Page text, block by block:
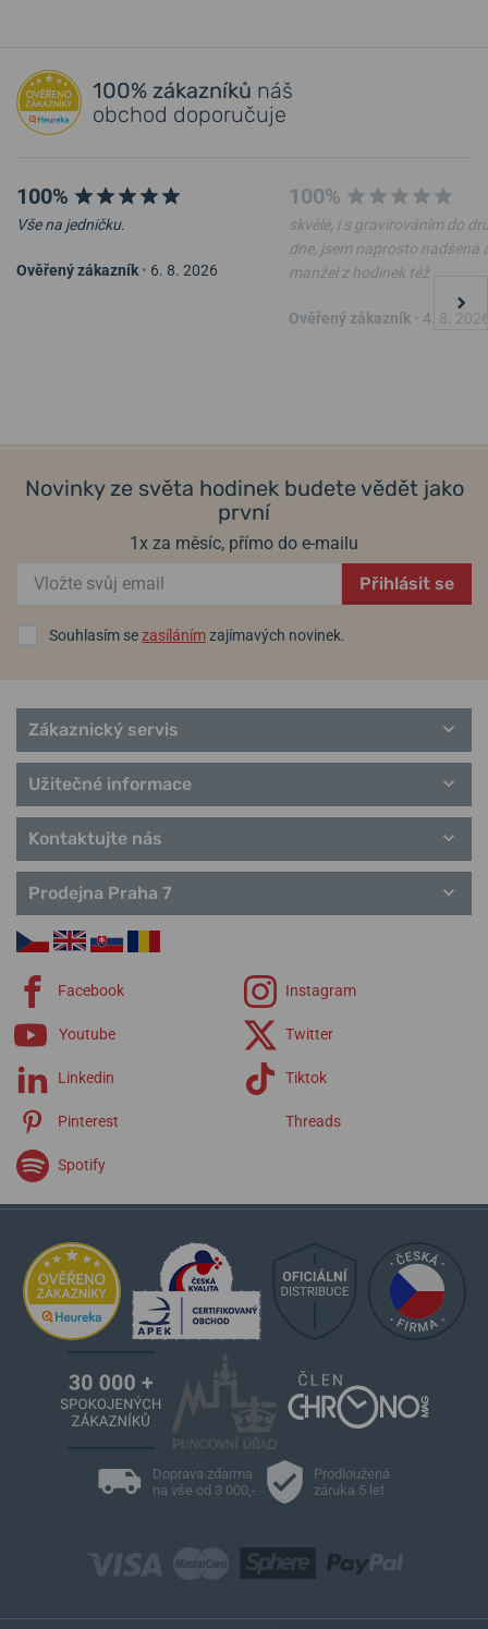
100% zákazníků náš
obchod doporučuje
100%
Vše na jedničku.
Ověřený zákazník • 6. 8. 2026
100%
skvělé, i s gravírováním do
dne, jsem naprosto nadšená
manžel z hodinek též
Ověřený zákazník 4. 8.
Novinky ze světa hodinek budete vědět jako
první
1x za měsíc, přímo do e-mailu
Přihlásit se
Souhlasím sezasílánímzajímavých novinek.
Zákaznický servis
Užitečné informace
Kontaktujte nás
Prodejna Praha 7
Facebook Instagram
Youtube Twitter
Linkedin Tiktok
Pinterest Threads
Spotify
Doprava zdarma
na vše od 3 000,-
Prodloužená
záruka 5 let